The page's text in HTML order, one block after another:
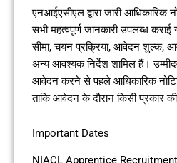
एनआईएसीएल द्वारा जारी आधिकारिक
सभी महत्वपूर्ण जानकारी उपलब्ध
सीमा, चयन प्रक्रिया, आवेदन शुल्क,
अन्य आवश्यक निर्देश शामिल हैं।
आवेदन करने से पहले आधिकारिक
ताकि आवेदन के दौरान किसी प्रकार
Important Dates